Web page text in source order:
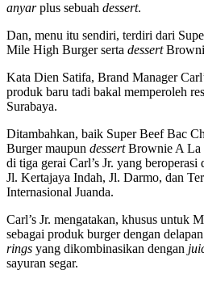
anyarplus sebuah dessert.
Dan, menu itu sendiri, terdiri dari
Mile High Burger serta dessert
Kata Dien Satifa, Brand Manager
produk baru tadi bakal memperoleh
Surabaya.
Ditambahkan, baik Super Beef Bac
Burger maupun dessertBrownie A La
di tiga gerai Carl’s Jr. yang
Jl. Kertajaya Indah, Jl. Darmo, dan
Internasional Juanda.
Carl’s Jr. mengatakan, khusus untuk
sebagai produk burger dengan
rings yang dikombinasikan dengan
sayuran segar.